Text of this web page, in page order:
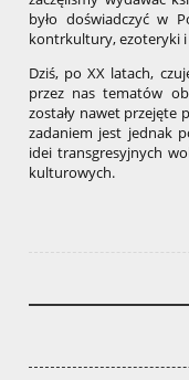
było doświadczyć w
kontrkultury, ezoteryki
Dziś, po XX latach,
przez nas tematów
zostały nawet przejęte
zadaniem jest jednak
idei transgresyjnych
kulturowych.